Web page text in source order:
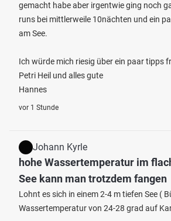
gemacht habe aber irgentwie ging noch
runs bei mittlerweile 10nächten und ein
am See.
Ich würde mich riesig über ein paar tipps
Petri Heil und alles gute
Hannes
vor 1 Stunde
Johann Kyrle
hohe Wassertemperatur im
See kann man trotzdem fangen
Lohnt es sich in einem 2-4 m tiefen See (
Wassertemperatur von 24-28 grad auf